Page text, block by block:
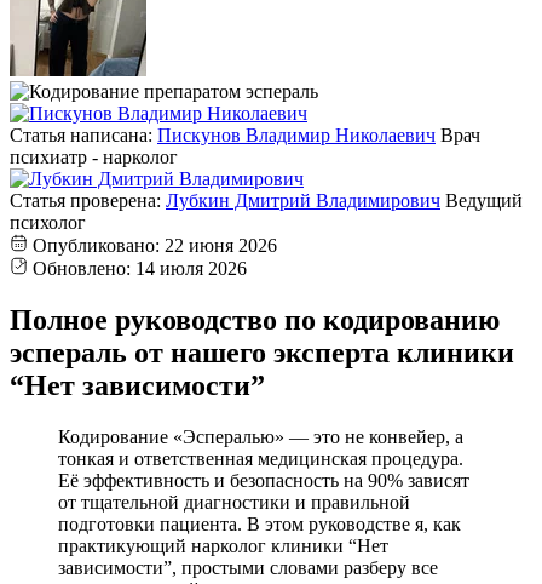
Статья написана: Пискунов Владимир Николаевич Врач
психиатр - нарколог
Статья проверена: Лубкин Дмитрий Владимирович Ведущий
психолог
Опубликовано: 22 июня 2026
Обновлено: 14 июля 2026
Полное руководство по кодированию
эспераль от нашего эксперта клиники
“Нет зависимости”
Кодирование «Эспералью» — это не конвейер, а
тонкая и ответственная медицинская процедура.
Её эффективность и безопасность на 90% зависят
от тщательной диагностики и правильной
подготовки пациента. В этом руководстве я, как
практикующий нарколог клиники “Нет
зависимости”, простыми словами разберу все